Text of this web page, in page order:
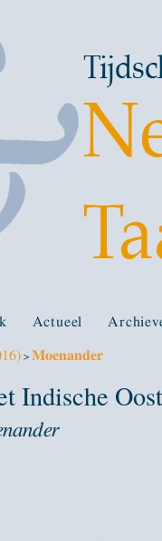
Actueel
> Moenander
Indische